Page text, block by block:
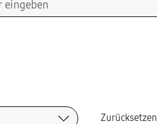
Zurücksetzen